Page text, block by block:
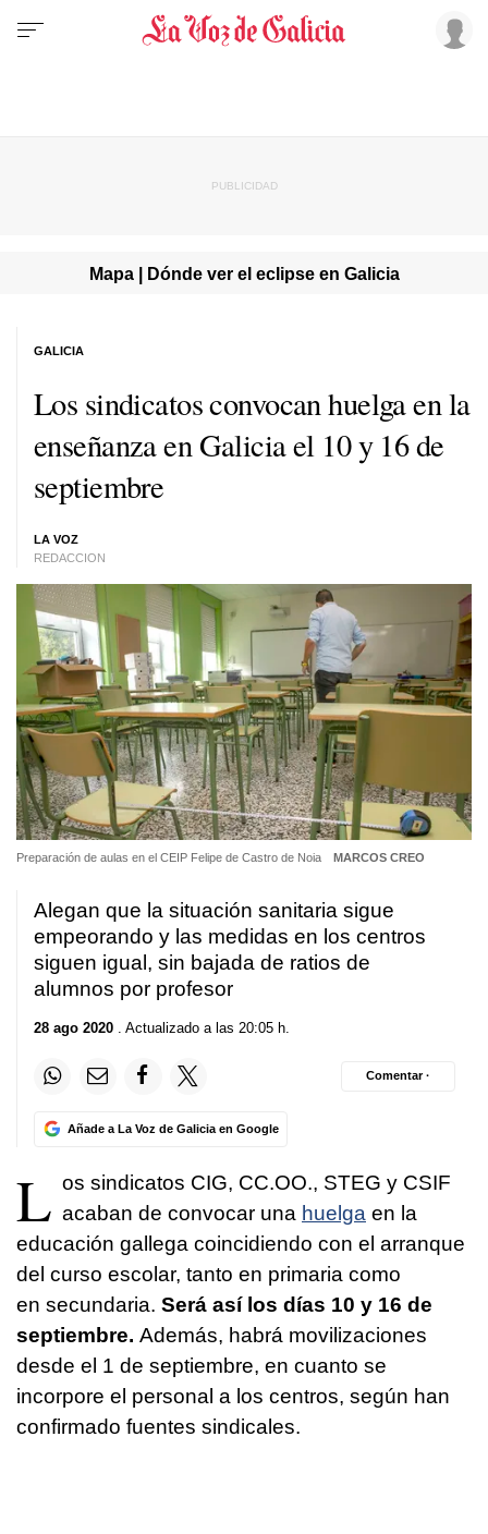
Mapa | Dónde ver el eclipse en Galicia
Los sindicatos convocan huelga en la
enseñanza en Galicia el 10 y 16 de
septiembre
LA VOZ
REDACCION
GALICIA
Preparación de aulas en el CEIP Felipe de Castro de Noia MARCOS CREO
Alegan que la situación sanitaria sigue
empeorando y las medidas en los centros
siguen igual, sin bajada de ratios de
alumnos por profesor
28 ago 2020 . Actualizado a las 20:05 h.
Añade a La Voz de Galicia en Google
Comentar ·
L os sindicatos CIG, CC.OO., STEG y CSIF
acaban de convocar una huelga en la
educación gallega coincidiendo con el arranque
del curso escolar, tanto en primaria como
en secundaria. Será así los días 10 y 16 de
septiembre. Además, habrá movilizaciones
desde el 1 de septiembre, en cuanto se
incorpore el personal a los centros, según han
confirmado fuentes sindicales.